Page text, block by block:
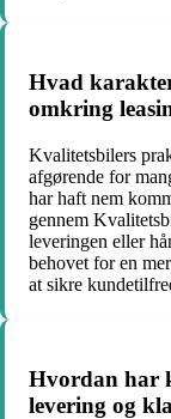
Hvad
omkring
Kvalitetsbilers
afgørende for
har haft nem
gennem
leveringen eller
behovet for en
at sikre
Hvordan har
levering og